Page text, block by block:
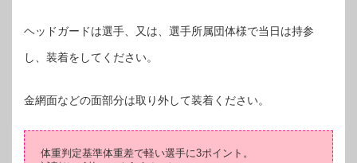
ヘッドガードは選手、又は、選手所属団体様で当日は持参
し、装着をしてください。
金網面などの面部分は取り外して装着ください。
体重判定基準体重差で軽い選手に3ポイント。